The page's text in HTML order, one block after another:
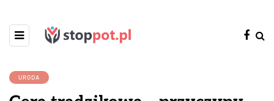
URODA